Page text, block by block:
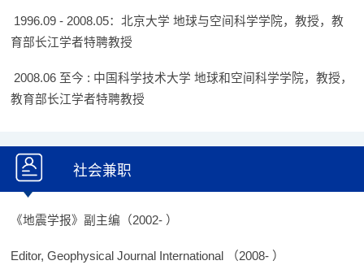
1996.09 - 2008.05：北京大学 地球与空间科学学院，教授，教
育部长江学者特聘教授
2008.06 至今 : 中国科学技术大学 地球和空间科学学院，教授，
教育部长江学者特聘教授
社会兼职
《地震学报》副主编（2002- ）
Editor, Geophysical Journal International （2008- ）